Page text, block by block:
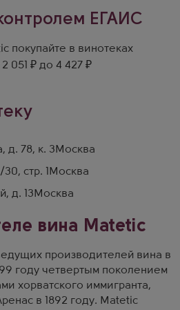
ЕГАИС
покупайте в винотеках
051 ₽ до 4 427 ₽
д. 78, к. 3 Москва
стр. 1
Москва
д. 13 Москва
вина Matetic
производителей вина в
году четвертым поколением
хорватского иммигранта,
в 1892 году. Matetic